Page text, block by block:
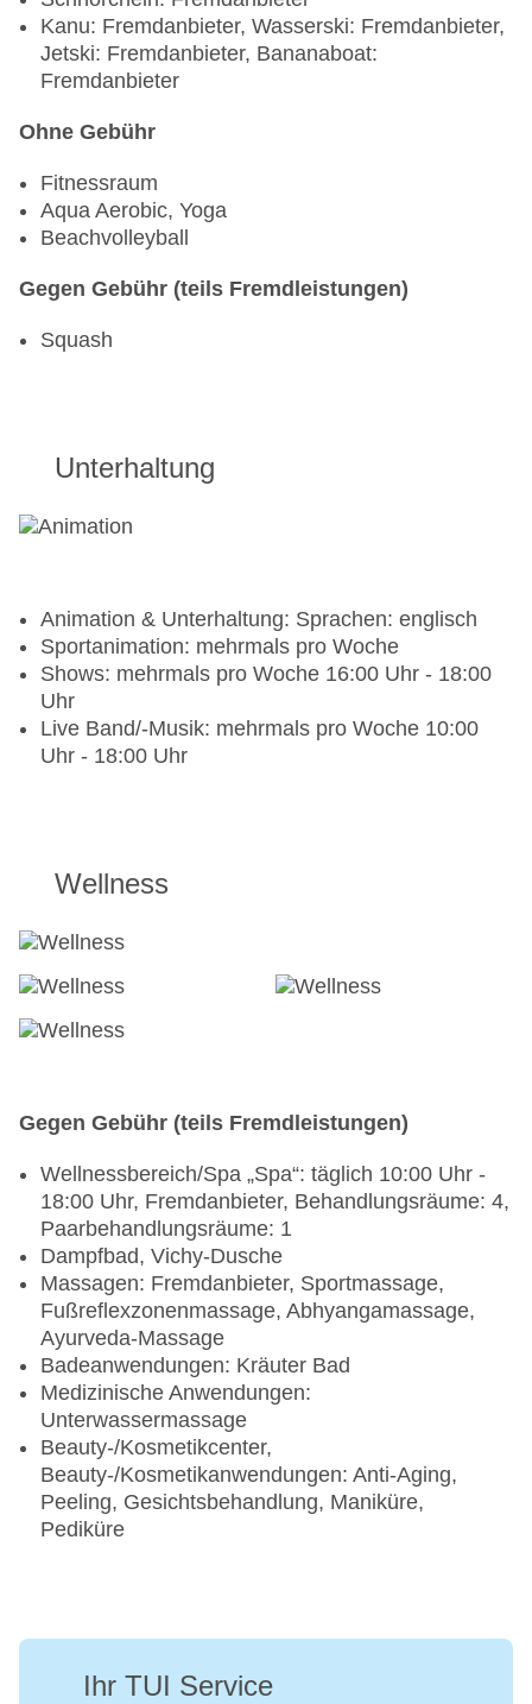
Kanu: Fremdanbieter, Wasserski: Fremdanbieter,
Jetski: Fremdanbieter, Bananaboat:
Fremdanbieter
Ohne Gebühr
Fitnessraum
Aqua Aerobic, Yoga
Beachvolleyball
Gegen Gebühr (teils Fremdleistungen)
Squash
Unterhaltung
Animation & Unterhaltung: Sprachen: englisch
Sportanimation: mehrmals pro Woche
Shows: mehrmals pro Woche 16:00 Uhr - 18:00
Uhr
Live Band/-Musik: mehrmals pro Woche 10:00
Uhr - 18:00 Uhr
Wellness
Gegen Gebühr (teils Fremdleistungen)
Wellnessbereich/Spa „Spa“: täglich 10:00 Uhr -
18:00 Uhr, Fremdanbieter, Behandlungsräume: 4,
Paarbehandlungsräume: 1
Dampfbad, Vichy-Dusche
Massagen: Fremdanbieter, Sportmassage,
Fußreflexzonenmassage, Abhyangamassage,
Ayurveda-Massage
Badeanwendungen: Kräuter Bad
Medizinische Anwendungen:
Unterwassermassage
Beauty-/Kosmetikcenter,
Beauty-/Kosmetikanwendungen: Anti-Aging,
Peeling, Gesichtsbehandlung, Maniküre,
Pediküre
Ihr TUI Service